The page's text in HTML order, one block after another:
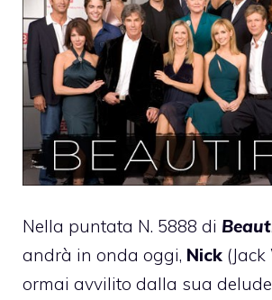
Nella puntata N. 5888 di
andrà in onda oggi, Nick
ormai avvilito dalla sua